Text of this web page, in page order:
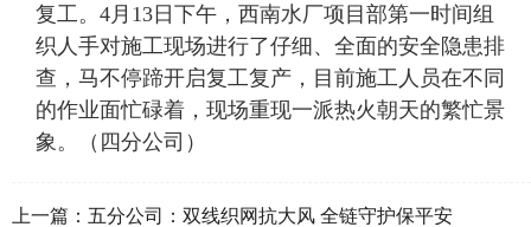
复工。4月13日下午，西南水厂项目部第一时间组
织人手对施工现场进行了仔细、全面的安全隐患排
查，马不停蹄开启复工复产，目前施工人员在不同
的作业面忙碌着，现场重现一派热火朝天的繁忙景
象。（四分公司）
上一篇： 五分公司：双线织网抗大风 全链守护保平安